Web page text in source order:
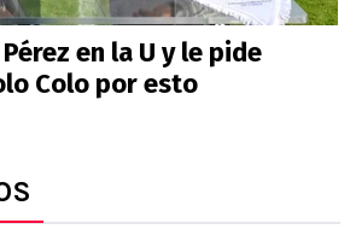
en la U y le pide
Colo por esto